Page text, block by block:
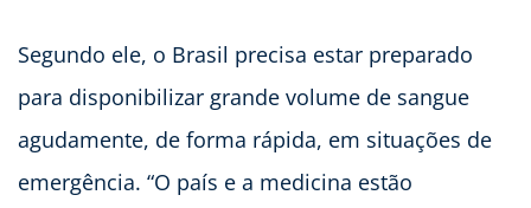
Segundo ele, o Brasil precisa estar preparado
para disponibilizar grande volume de sangue
agudamente, de forma rápida, em situações de
emergência. “O país e a medicina estão